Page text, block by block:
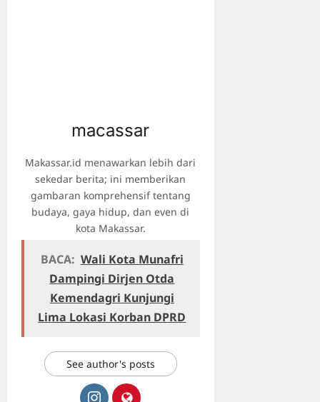
macassar
Makassar.id menawarkan lebih dari
sekedar berita; ini memberikan
gambaran komprehensif tentang
budaya, gaya hidup, dan even di
kota Makassar.
BACA: Wali Kota Munafri
Dampingi Dirjen Otda
Kemendagri Kunjungi
Lima Lokasi Korban DPRD
See author's posts